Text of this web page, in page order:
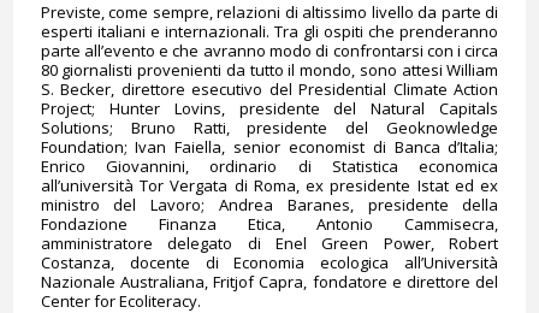
Previste, come sempre, relazioni di altissimo livello da parte di
esperti italiani e internazionali. Tra gli ospiti che prenderanno
parte all’evento e che avranno modo di confrontarsi con i circa
80 giornalisti provenienti da tutto il mondo, sono attesi William
S. Becker, direttore esecutivo del Presidential Climate Action
Project; Hunter Lovins, presidente del Natural Capitals
Solutions; Bruno Ratti, presidente del Geoknowledge
Foundation; Ivan Faiella, senior economist di Banca d’Italia;
Enrico Giovannini, ordinario di Statistica economica
all’università Tor Vergata di Roma, ex presidente Istat ed ex
ministro del Lavoro; Andrea Baranes, presidente della
Fondazione Finanza Etica, Antonio Cammisecra,
amministratore delegato di Enel Green Power, Robert
Costanza, docente di Economia ecologica all’Università
Nazionale Australiana, Fritjof Capra, fondatore e direttore del
Center for Ecoliteracy.